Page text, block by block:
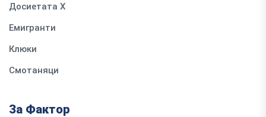
Досиетата Х
Емигранти
Клюки
Смотаняци
За Фактор